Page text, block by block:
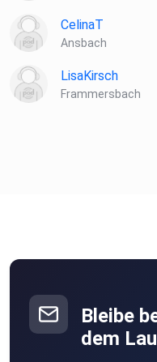
CelinaT
Ansbach
LisaKirsch
Frammersbach
Bleibe
dem